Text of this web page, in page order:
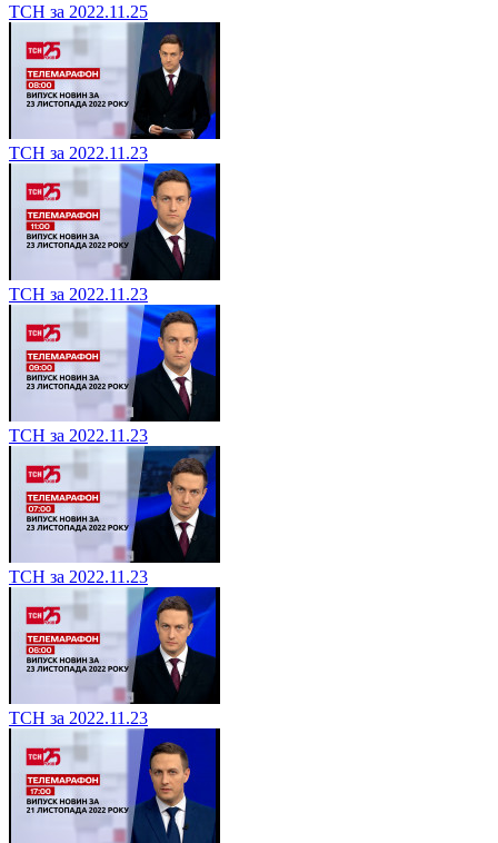
ТСН за 2022.11.25
ТСН за 2022.11.23
ТСН за 2022.11.23
ТСН за 2022.11.23
ТСН за 2022.11.23
ТСН за 2022.11.23